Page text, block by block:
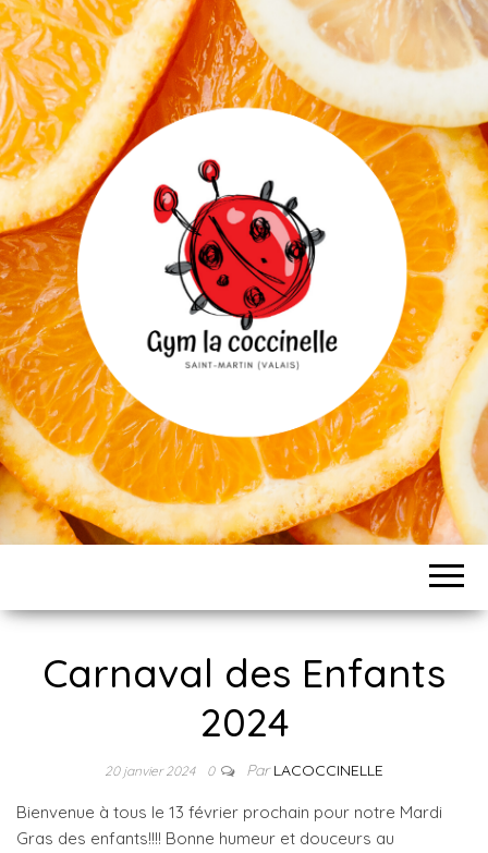
Carnaval des Enfants
2024
20 janvier 2024 0 ParLACOCCINELLE
Bienvenue à tous le 13 février prochain pour notre Mardi
Gras des enfants!!!! Bonne humeur et douceurs au